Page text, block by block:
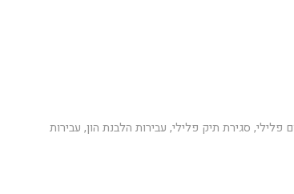
פלילי, סגירת תיק פלילי, עבירות הלבנת הון, עבירות